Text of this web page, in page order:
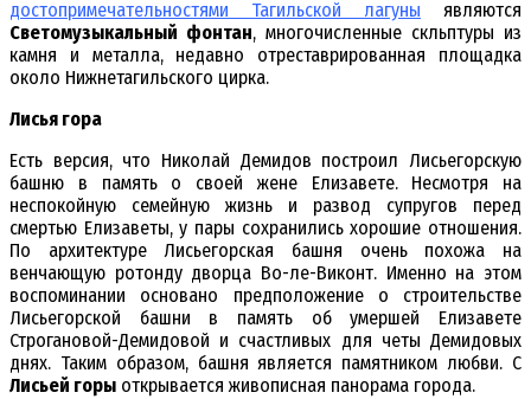
достопримечательностями Тагильской лагуны являются
Светомузыкальный фонтан, многочисленные скльптуры из
камня и металла, недавно отреставрированная площадка
около Нижнетагильского цирка.
Лисья гора
Есть версия, что Николай Демидов построил Лисьегорскую
башню в память о своей жене Елизавете. Несмотря на
неспокойную семейную жизнь и развод супругов перед
смертью Елизаветы, у пары сохранились хорошие отношения.
По архитектуре Лисьегорская башня очень похожа на
венчающую ротонду дворца Во-ле-Виконт. Именно на этом
воспоминании основано предположение о строительстве
Лисьегорской башни в память об умершей Елизавете
Строгановой-Демидовой и счастливых для четы Демидовых
днях. Таким образом, башня является памятником любви. С
Лисьей горы открывается живописная панорама города.